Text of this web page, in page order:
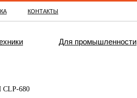
Для промышленности
КОНТАКТЫ
CLP-680